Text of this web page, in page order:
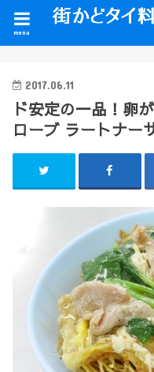
menu
2017.06.11
ド安定の一品！卵
ローブ ラートナー